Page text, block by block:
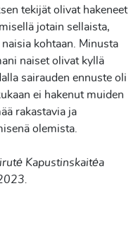
tekijät olivat hakeneet
jotain sellaista,
kohtaan. Minusta
naiset olivat kyllä
sairauden ennuste oli
ei hakenut muiden
rakastavia ja
olemista.
Kapustinskaitėa